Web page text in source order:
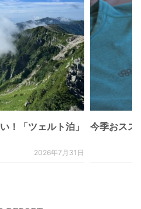
！「ツェルト泊」
2026年7月31日
今季おスス